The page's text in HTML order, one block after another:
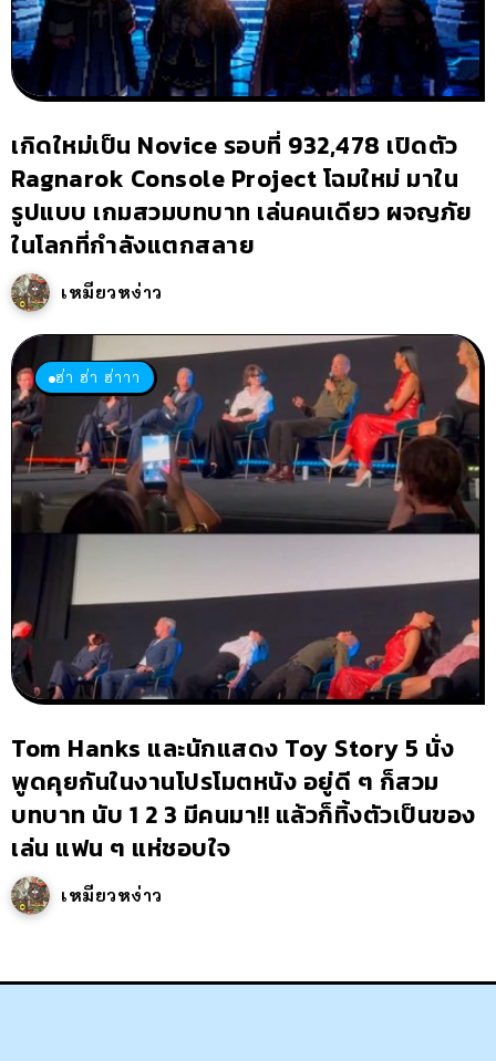
เกิดใหม่เป็น Novice รอบที่ 932,478 เปิดตัว
Ragnarok Console Project โฉมใหม่ มาใน
รูปแบบ เกมสวมบทบาท เล่นคนเดียว ผจญภัย
ในโลกที่กำลังแตกสลาย
เหมียวหง่าว
ฮ่า ฮ่า ฮ่าาา
Tom Hanks และนักแสดง Toy Story 5 นั่ง
พูดคุยกันในงานโปรโมตหนัง อยู่ดี ๆ ก็สวม
บทบาท นับ 1 2 3 มีคนมา!! แล้วก็ทิ้งตัวเป็นของ
เล่น แฟน ๆ แห่ชอบใจ
เหมียวหง่าว